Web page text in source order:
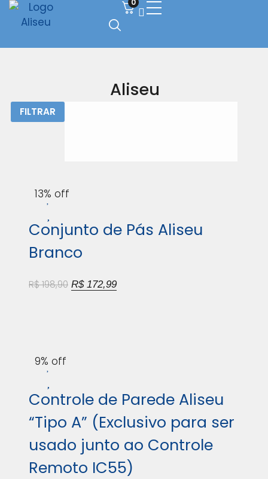
0
Aliseu
FILTRAR
13% off
Conjunto de Pás Aliseu
Branco
R$198,90 R$172,99
9% off
Controle de Parede Aliseu
“Tipo A” (Exclusivo para ser
usado junto ao Controle
Remoto IC55)